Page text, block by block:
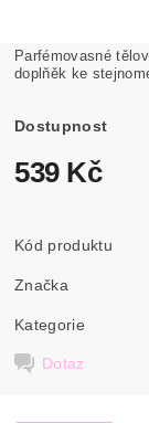
Parfémovasné
Dostupnost
539 Kč
Kód produktu
Značka
Kategorie
Dotaz